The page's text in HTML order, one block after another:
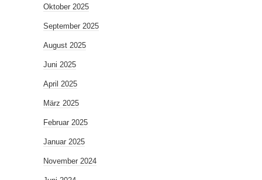
Oktober 2025
September 2025
August 2025
Juni 2025
April 2025
März 2025
Februar 2025
Januar 2025
November 2024